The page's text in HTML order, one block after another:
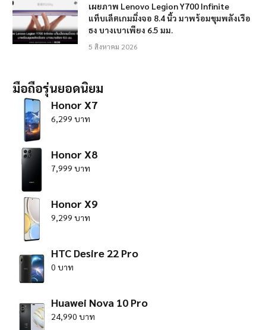
เผยภาพ Lenovo Legion Y700 Infinite
แท็บเล็ตเกมมิ่งจอ 8.4 นิ้ว มาพร้อมขุมพลังเรือ
ธง บางเบาเพียง 6.5 มม.
5 สิงหาคม 2026
มือถือรุ่นยอดนิยม
Honor X7
6,299 บาท
Honor X8
7,999 บาท
Honor X9
9,299 บาท
HTC Desire 22 Pro
0 บาท
Huawei Nova 10 Pro
24,990 บาท